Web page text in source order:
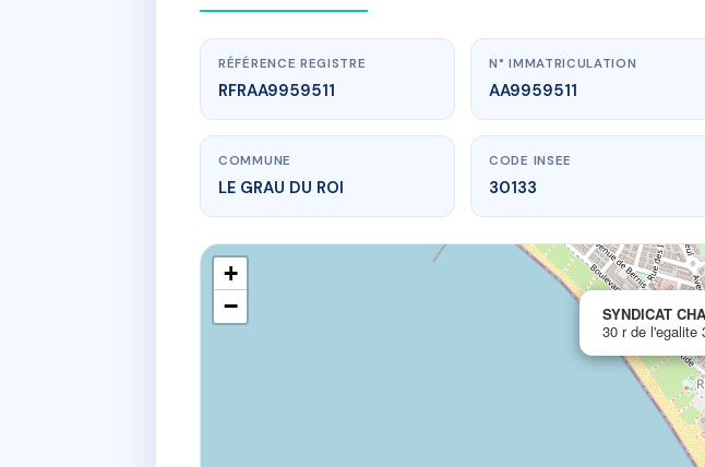
www.vme.plus/AA9959511
SYNDICAT CHATEAU LEENHARDT
30240 LE GRAU DU
RÉFÉRENCE REGISTRE
RFRAA9959511
N° IMMATRICULATION
AA9959511
COMMUNE
LE GRAU DU ROI
CODE INSEE
30133
SYNDICAT
30 r de l'egalite
+
−